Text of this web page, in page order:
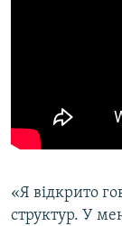
«Я відкрито
структур. У